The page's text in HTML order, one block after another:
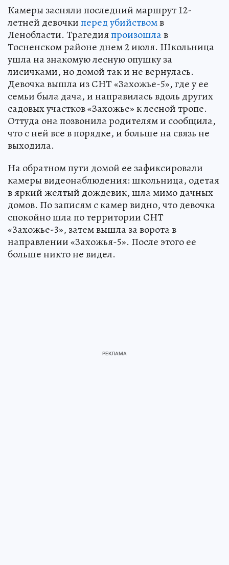
Камеры засняли последний маршрут 12-
летней девочкиперед убийствомв
Ленобласти. Трагедияпроизошлав
Тосненском районе днем 2 июля. Школьница
ушла на знакомую лесную опушку за
лисичками, но домой так и не вернулась.
Девочка вышла из СНТ «Захожье-5», где у ее
семьи была дача, и направилась вдоль других
садовых участков «Захожье» к лесной тропе.
Оттуда она позвонила родителям и сообщила,
что с ней все в порядке, и больше на связь не
выходила.
На обратном пути домой ее зафиксировали
камеры видеонаблюдения: школьница, одетая
в яркий желтый дождевик, шла мимо дачных
домов. По записям с камер видно, что девочка
спокойно шла по территории СНТ
«Захожье-3», затем вышла за ворота в
направлении «Захожья-5». После этого ее
больше никто не видел.